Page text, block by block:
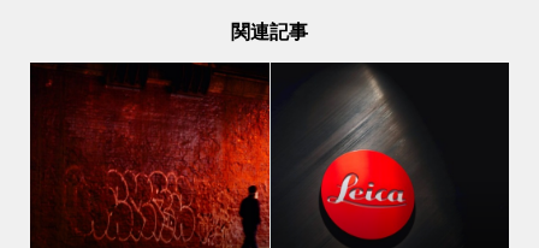
関連記事